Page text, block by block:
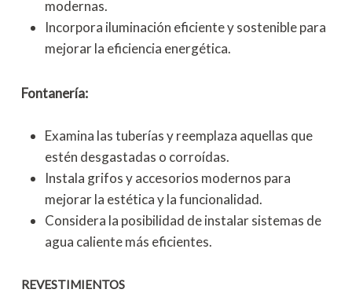
modernas.
Incorpora iluminación eficiente y sostenible para
mejorar la eficiencia energética.
Fontanería:
Examina las tuberías y reemplaza aquellas que
estén desgastadas o corroídas.
Instala grifos y accesorios modernos para
mejorar la estética y la funcionalidad.
Considera la posibilidad de instalar sistemas de
agua caliente más eficientes.
REVESTIMIENTOS